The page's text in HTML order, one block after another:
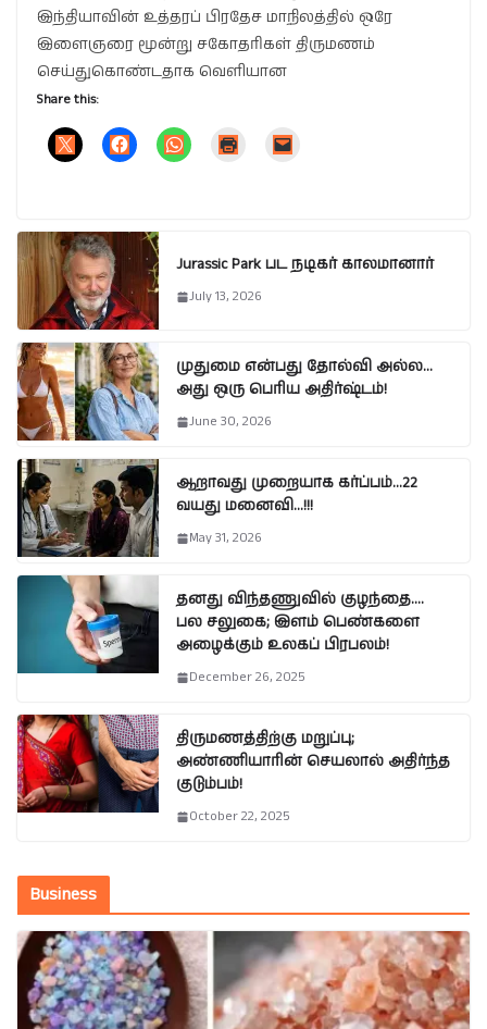
இந்தியாவின் உத்தரப் பிரதேச மாநிலத்தில் ஒரே
இளைஞரை மூன்று சகோதரிகள் திருமணம்
செய்துகொண்டதாக வெளியான
Share this:
Jurassic Park பட நடிகர் காலமானார்
July 13, 2026
முதுமை என்பது தோல்வி அல்ல…
அது ஒரு பெரிய அதிர்ஷ்டம்!
June 30, 2026
ஆறாவது முறையாக கர்ப்பம்…22
வயது மனைவி…!!!
May 31, 2026
தனது விந்தணுவில் குழந்தை….
பல சலுகை; இளம் பெண்களை
அழைக்கும் உலகப் பிரபலம்!
December 26, 2025
திருமணத்திற்கு மறுப்பு;
அண்ணியாரின் செயலால் அதிர்ந்த
குடும்பம்!
October 22, 2025
Business